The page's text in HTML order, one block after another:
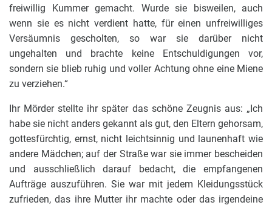
freiwillig Kummer gemacht. Wurde sie bisweilen, auch
wenn sie es nicht verdient hatte, für einen unfreiwilliges
Versäumnis gescholten, so war sie darüber nicht
ungehalten und brachte keine Entschuldigungen vor,
sondern sie blieb ruhig und voller Achtung ohne eine Miene
zu verziehen.“
Ihr Mörder stellte ihr später das schöne Zeugnis aus: „Ich
habe sie nicht anders gekannt als gut, den Eltern gehorsam,
gottesfürchtig, ernst, nicht leichtsinnig und launenhaft wie
andere Mädchen; auf der Straße war sie immer bescheiden
und ausschließlich darauf bedacht, die empfangenen
Aufträge auszuführen. Sie war mit jedem Kleidungsstück
zufrieden, das ihre Mutter ihr machte oder das irgendeine